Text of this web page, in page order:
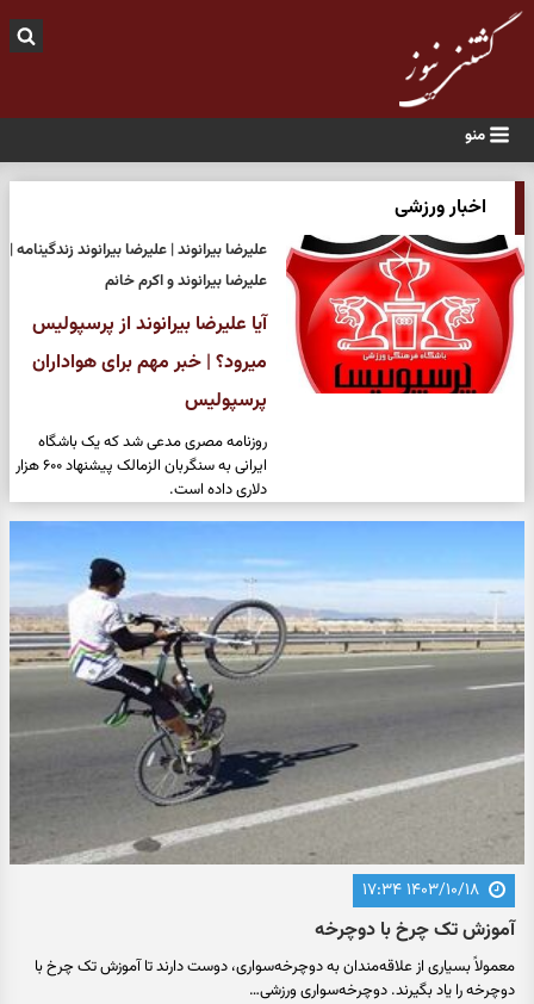
منو
اخبار ورزشی
علیرضا بیرانوند | علیرضا بیرانوند زندگینامه |
علیرضا بیرانوند و اکرم خانم
آیا علیرضا بیرانوند از پرسپولیس
میرود؟ | خبر مهم برای هواداران
پرسپولیس
روزنامه مصری مدعی شد که یک باشگاه
ایرانی به سنگربان الزمالک پیشنهاد ۶۰۰ هزار
دلاری داده است.
۱۴۰۳/۱۰/۱۸ ۱۷:۳۴
آموزش تک چرخ با دوچرخه
معمولاً بسیاری از علاقه‌مندان به دوچرخه‌سواری، دوست دارند تا آموزش تک چرخ با
دوچرخه را یاد بگیرند. دوچرخه‌سواری ورزشی…